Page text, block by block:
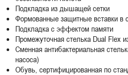
Подкладка из дышащей сетки
Формованные защитные вставки в
Подкладка с эффектом памяти
Промежуточная стелька Dual Flex
Сменная антибактериальная
насоса)
Обувь, сертифицированная по